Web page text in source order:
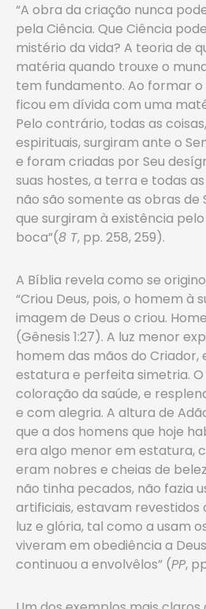
“A obra da criação nunca
pela Ciência. Que Ciência
mistério da vida? A teoria de
matéria quando trouxe o
tem fundamento. Ao formar o
ficou em dívida com uma
Pelo contrário, todas as
espirituais, surgiram ante o
e foram criadas por Seu
suas hostes, a terra e todas
não são somente as obras de
que surgiram à existência
boca”(8 T, pp. 258, 259).
A Bíblia revela como se
“Criou Deus, pois, o homem à
imagem de Deus o criou.
(Gênesis 1:27). A luz menor
homem das mãos do Criador,
estatura e perfeita simetria.
coloração da saúde, e
e com alegria. A altura de
que a dos homens que hoje
era algo menor em estatura,
eram nobres e cheias de
não tinha pecados, não fazia
artificiais, estavam
luz e glória, tal como a usam
viveram em obediência a
continuou a envolvêlos” (PP,